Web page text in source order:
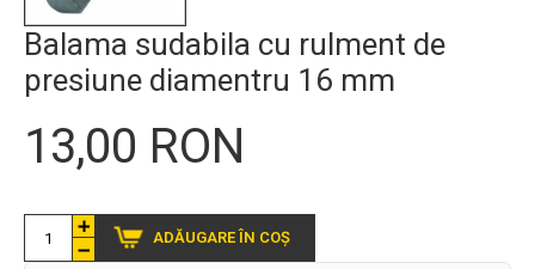
Balama sudabila cu rulment de
presiune diamentru 16 mm
13,00 RON
ADĂUGARE ÎN COȘ